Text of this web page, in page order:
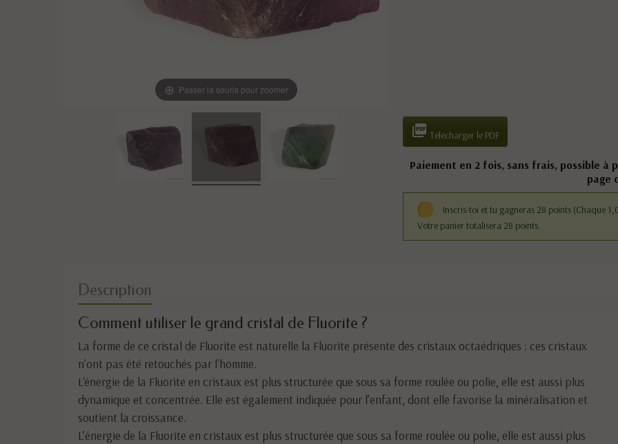
Passer la souris pour zoomer
 Télécharger le PDF
Paiement en 2 fois, sans frais, possible
page
Inscris-toi et tu gagneras 28 points (Chaque
Votre panier totalisera 28 points.
Description
Comment utiliser le grand cristal de Fluorite ?
La forme de ce cristal de Fluorite est naturelle la Fluorite présente des cristaux octaédriques : ces cristaux
n'ont pas été retouchés par l'homme.
L'énergie de la Fluorite en cristaux est plus structurée que sous sa forme roulée ou polie, elle est aussi plus
dynamique et concentrée. Elle est également indiquée pour l’enfant, dont elle favorise la minéralisation et
soutient la croissance.
L’énergie de la Fluorite en cristaux est plus structurée que sous sa forme roulée ou polie, elle est aussi plus